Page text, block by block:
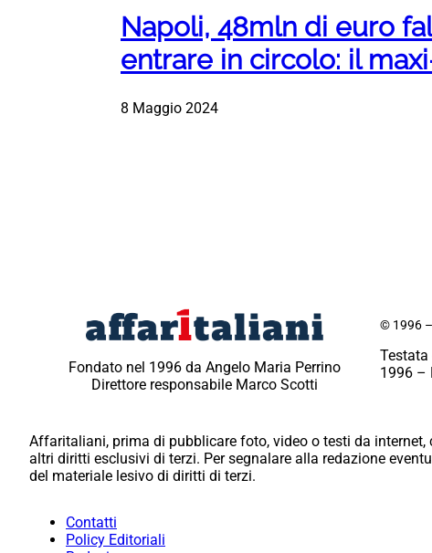
Napoli, 48mln di euro
entrare in circolo: il
8 Maggio 2024
Fondato nel 1996 da Angelo Maria Perrino
Direttore responsabile Marco Scotti
© 1996
Testata
1996 –
Affaritaliani, prima di pubblicare foto, video o testi da
altri diritti esclusivi di terzi. Per segnalare alla redazione
del materiale lesivo di diritti di terzi.
Contatti
Policy Editoriali